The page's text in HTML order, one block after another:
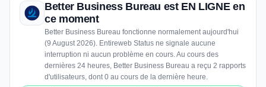
Better Business Bureau est EN LIGNE en
ce moment
Better Business Bureau fonctionne normalement aujourd'hui
(9 August 2026). Entireweb Status ne signale aucune
interruption ni aucun problème en cours. Au cours des
dernières 24 heures, Better Business Bureau a reçu 2 rapports
d'utilisateurs, dont 0 au cours de la dernière heure.